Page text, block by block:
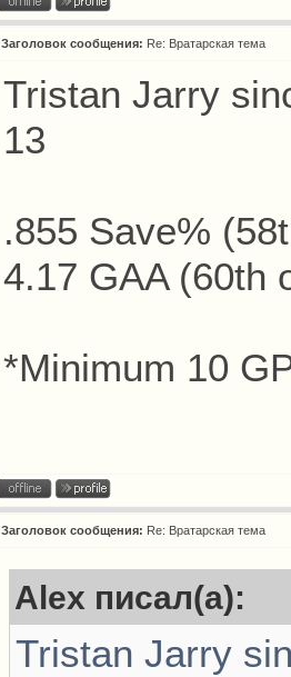
Заголовок сообщения: Re: Вратарская тема
Tristan Jarry
13
.855 Save%
4.17 GAA (60th
*Minimum 10
Заголовок сообщения: Re: Вратарская тема
Alex писал(а):
Tristan Jarry